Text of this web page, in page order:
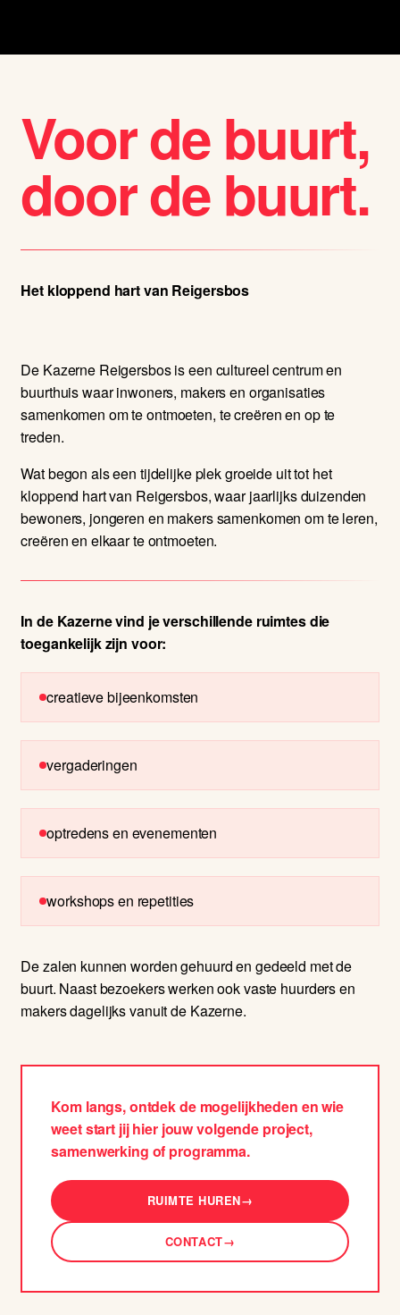
Voor de buurt,
door de buurt.
Het kloppend hart van Reigersbos
De Kazerne Reigersbos is een cultureel centrum en
buurthuis waar inwoners, makers en organisaties
samenkomen om te ontmoeten, te creëren en op te
treden.
Wat begon als een tijdelijke plek groeide uit tot het
kloppend hart van Reigersbos, waar jaarlijks duizenden
bewoners, jongeren en makers samenkomen om te leren,
creëren en elkaar te ontmoeten.
In de Kazerne vind je verschillende ruimtes die
toegankelijk zijn voor:
creatieve bijeenkomsten
vergaderingen
optredens en evenementen
workshops en repetities
De zalen kunnen worden gehuurd en gedeeld met de
buurt. Naast bezoekers werken ook vaste huurders en
makers dagelijks vanuit de Kazerne.
Kom langs, ontdek de mogelijkheden en wie
weet start jij hier jouw volgende project,
samenwerking of programma.
RUIMTE HUREN→
CONTACT→